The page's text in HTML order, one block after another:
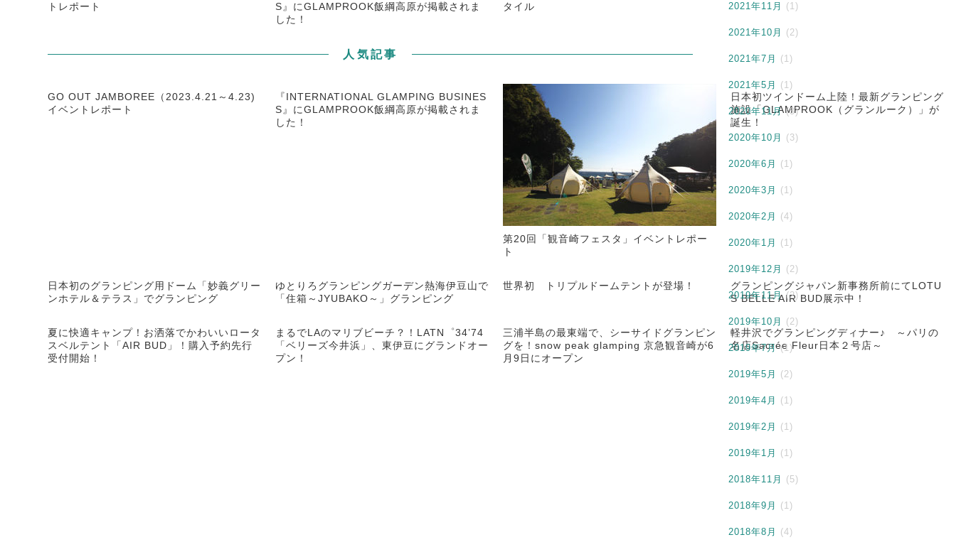
トレポート
S』にGLAMPROOK飯綱高原が掲載されま
した！
タイル
人気記事
GO OUT JAMBOREE（2023.4.21～4.23)
イベントレポート
『INTERNATIONAL GLAMPING BUSINES
S』にGLAMPROOK飯綱高原が掲載されま
した！
第20回「観音崎フェスタ」イベントレポー
ト
日本初ツインドーム上陸！最新グランピング
施設「GLAMPROOK（グランルーク）」が
誕生！
日本初のグランピング用ドーム「妙義グリー
ンホテル＆テラス」でグランピング
ゆとりろグランピングガーデン熱海伊豆山で
「住箱～JYUBAKO～」グランピング
世界初 トリプルドームテントが登場！
グランピングジャパン新事務所前にてLOTU
S BELLE AIR BUD展示中！
夏に快適キャンプ！お洒落でかわいいロータ
スベルテント「AIR BUD」！購入予約先行
受付開始！
まるでLAのマリブビーチ？！LATN゜34’74
「ベリーズ今井浜」、東伊豆にグランドオー
プン！
三浦半島の最東端で、シーサイドグランピン
グを！snow peak glamping 京急観音崎が6
月9日にオープン
軽井沢でグランピングディナー♪ ～パリの
名店Sacrée Fleur日本２号店～
2021年11月 (1)
2021年10月 (2)
2021年7月 (1)
2021年5月 (1)
2020年11月(3)
2020年10月 (3)
2020年6月 (1)
2020年3月 (1)
2020年2月 (4)
2020年1月 (1)
2019年12月 (2)
2019年11月(2)
2019年10月 (2)
2019年7月(1)
2019年5月 (2)
2019年4月 (1)
2019年2月 (1)
2019年1月 (1)
2018年11月 (5)
2018年9月 (1)
2018年8月 (4)